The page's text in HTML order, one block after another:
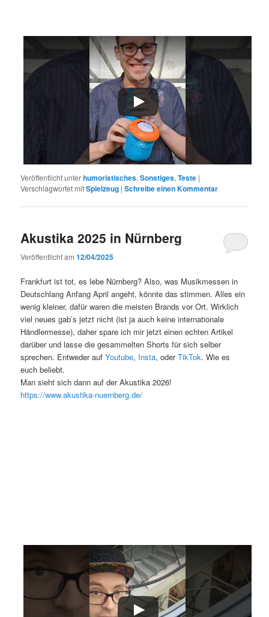
Veröffentlicht unterhumoristisches,Sonstiges,Teste |
Verschlagwortet mitSpielzeug |Schreibe einen Kommentar
Akustika 2025 in Nürnberg
Veröffentlicht am12/04/2025
Frankfurt ist tot, es lebe Nürnberg? Also, was Musikmessen in
Deutschlang Anfang April angeht, könnte das stimmen. Alles ein
wenig kleiner, dafür waren die meisten Brands vor Ort. Wirklich
viel neues gab’s jetzt nicht (ist ja auch keine internationale
Händlermesse), daher spare ich mir jetzt einen echten Artikel
darüber und lasse die gesammelten Shorts für sich selber
sprechen. Entweder aufYoutube, Insta, oderTikTok. Wie es
euch beliebt.
Man sieht sich dann auf der Akustika 2026!
https://www.akustika-nuernberg.de/